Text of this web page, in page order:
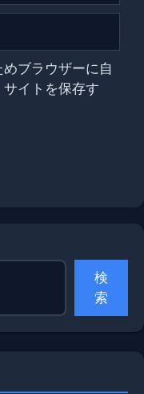
ブラウザーに自
イトを保存す
検
索